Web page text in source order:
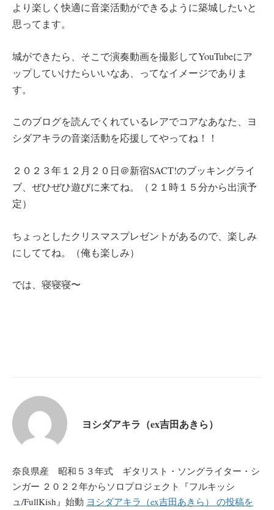
より楽しく快適に音楽活動ができるように築城したいと
思ってます。
城ができたら、そこで演奏動画を撮影してYouTubeにア
ップしていけたらいいなあ、ってなイメージでありま
す。
このブログを読んでくれているレアでコアなあなた、ヨ
シダアキラの音楽活動を応援してやってね！！
２０２３年１２月２０日＠新宿SACT!のブッキングライ
ブ、ぜひぜひ遊びに来てね。（２１時１５分から出演予
定）
ちょっとしたクリスマスプレゼントがあるので、楽しみ
にしててね。（俺も楽しみ）
では、寝寝寝〜
ヨシダアキラ（ex吉田あきら）
奈良県産 昭和５３年式 ギタリスト・ソングライター・シ
ンガー ２０２２年からソロプロジェクト『フルキッシ
ュ/FullKish』始動 ヨシダアキラ（ex吉田あきら） の投稿を